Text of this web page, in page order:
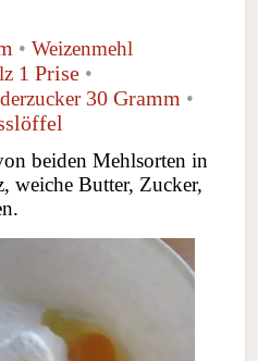
• Weizenmehl
1 Prise •
30 Gramm •
beiden Mehlsorten in
weiche Butter, Zucker,